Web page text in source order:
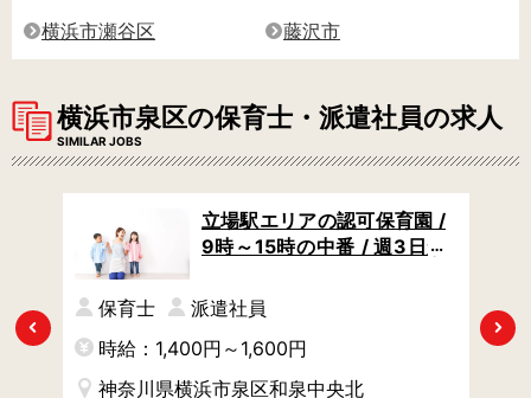
横浜市瀬谷区 藤沢市
横浜市泉区の保育士・派遣社員の求人
SIMILAR JOBS
Previous
立場駅エリアの認可保育園 /
9時～15時の中番 / 週3日か
におすすめ
保育士
派遣社員
時給：1,400円～1,600円
神奈川県横浜市泉区和泉中央北
Next